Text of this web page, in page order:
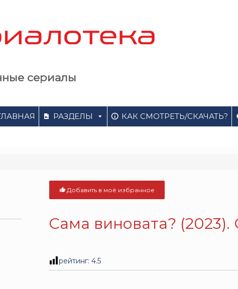
сериалы
РАЗДЕЛЫ КАК СМОТРЕТЬ/СКАЧАТЬ?
Добавить в моё избранное
Сама виновата? (2023).
рейтинг:4.5